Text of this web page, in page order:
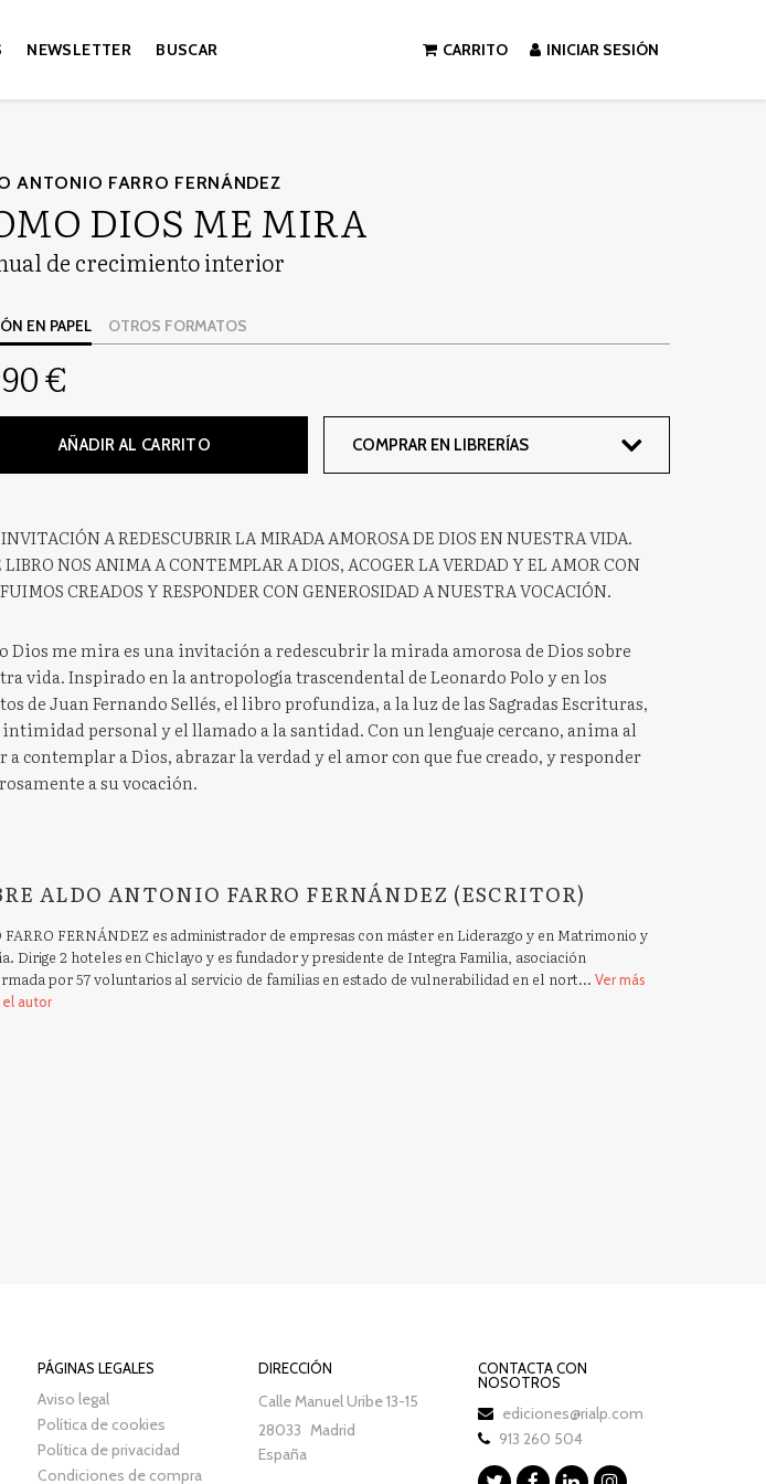
NEWSLETTER BUSCAR CARRITO INICIAR SESIÓN
ANTONIO FARRO FERNÁNDEZ
DIOS ME MIRA
de crecimiento interior
EN PAPEL OTROS FORMATOS
€
AÑADIR AL CARRITO COMPRAR EN LIBRERÍAS
A REDESCUBRIR LA MIRADA AMOROSA DE DIOS EN NUESTRA VIDA.
LIBRO NOS ANIMA A CONTEMPLAR A DIOS, ACOGER LA VERDAD Y EL AMOR CON
CREADOS Y RESPONDER CON GENEROSIDAD A NUESTRA VOCACIÓN.
Dios me mira es una invitación a redescubrir la mirada amorosa de Dios sobre
vida. Inspirado en la antropología trascendental de Leonardo Polo y en los
de Juan Fernando Sellés, el libro profundiza, a la luz de las Sagradas Escrituras,
intimidad personal y el llamado a la santidad. Con un lenguaje cercano, anima al
a contemplar a Dios, abrazar la verdad y el amor con que fue creado, y responder
a su vocación.
ALDO ANTONIO FARRO FERNÁNDEZ (ESCRITOR)
FARRO FERNÁNDEZ es administrador de empresas con máster en Liderazgo y en Matrimonio y
Dirige 2 hoteles en Chiclayo y es fundador y presidente de Integra Familia, asociación
por 57 voluntarios al servicio de familias en estado de vulnerabilidad en el nort... Ver más
autor
PÁGINAS LEGALES
Aviso legal
Política de cookies
Política de privacidad
Condiciones de compra
DIRECCIÓN
Calle Manuel Uribe 13-15
28033 Madrid
España
CONTACTA CON
NOSOTROS
ediciones@rialp.com
913 260 504